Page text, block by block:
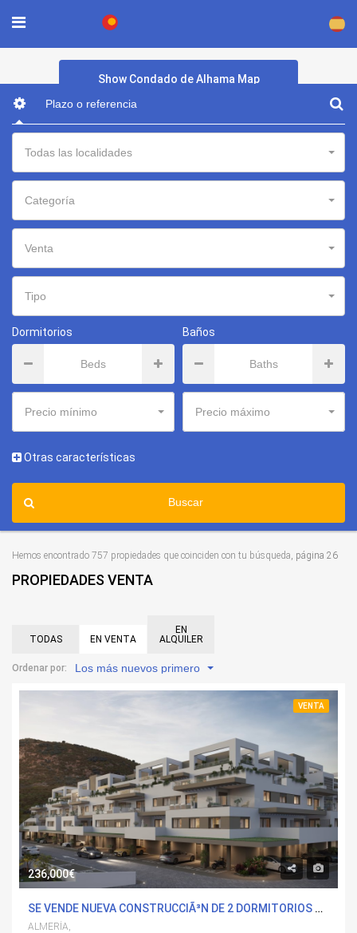
×
Show Condado de Alhama Map
Todas las localidades
Categoría
Venta
Tipo
Dormitorios Baños
Precio mínimo Precio máximo
Otras características
Buscar
Hemos encontrado 757 propiedades que coinciden con tu búsqueda, página 26
PROPIEDADES VENTA
TODAS EN VENTA
EN
ALQUILER
Ordenar por: Los más nuevos primero
VENTA
236,000€
SE VENDE NUEVA CONSTRUCCIÃ³N DE 2 DORMITORIOS APARTAMENTO EN PULPÃ­, ALMERÍA CON PISCINA
ALMERÍA,